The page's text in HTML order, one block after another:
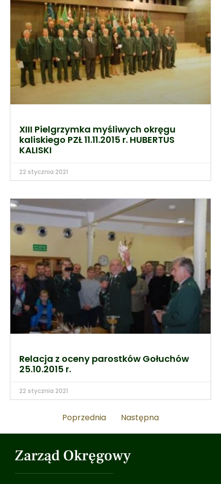
XIII Pielgrzymka myśliwych okręgu
kaliskiego PZŁ 11.11.2015 r. HUBERTUS
KALISKI
22 stycznia 2021
Relacja z oceny parostków Gołuchów
25.10.2015 r.
22 stycznia 2021
Poprzednia Następna
Zarząd Okręgowy